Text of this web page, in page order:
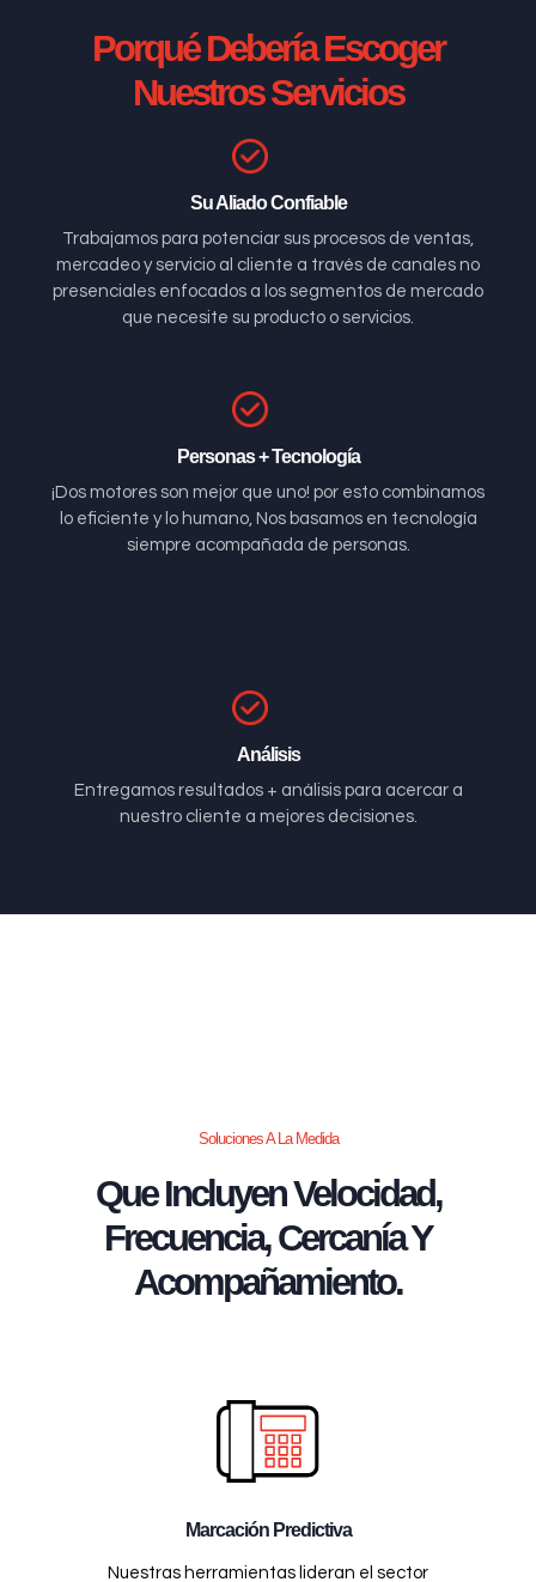
Porqué Debería Escoger
Nuestros Servicios
Su Aliado Confiable
Trabajamos para potenciar sus procesos de ventas,
mercadeo y servicio al cliente a través de canales no
presenciales enfocados a los segmentos de mercado
que necesite su producto o servicios.
Personas + Tecnología
¡Dos motores son mejor que uno! por esto combinamos
lo eficiente y lo humano, Nos basamos en tecnología
siempre acompañada de personas.
Análisis
Entregamos resultados + análisis para acercar a
nuestro cliente a mejores decisiones.
Soluciones A La Medida
Que Incluyen Velocidad,
Frecuencia, Cercanía Y
Acompañamiento.
Marcación Predictiva
Nuestras herramientas lideran el sector